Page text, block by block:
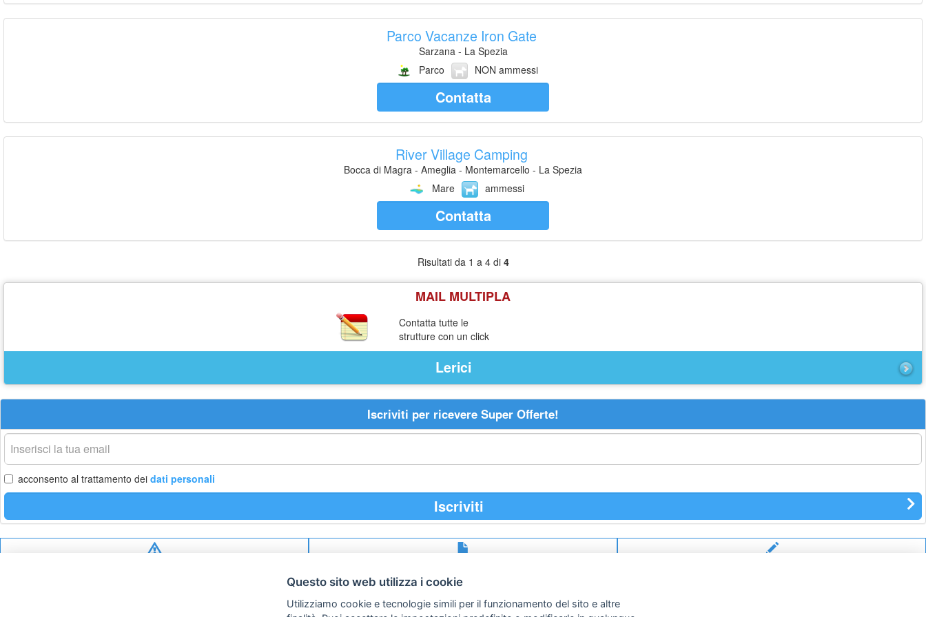
Parco Vacanze Iron Gate
Sarzana - La Spezia
Parco
NON ammessi
Contatta
River Village Camping
Bocca di Magra - Ameglia - Montemarcello - La Spezia
Mare
ammessi
Contatta
Risultati da 1 a 4 di 4
MAIL MULTIPLA
Contatta tutte le
strutture con un click
Lerici
Iscriviti per ricevere Super Offerte!
La
tua
email
acconsento al trattamento dei dati personali
Iscriviti
legale
Preferenze cookie
Questo sito web utilizza i cookie
Utilizziamo cookie e tecnologie simili per il funzionamento del sito e altre